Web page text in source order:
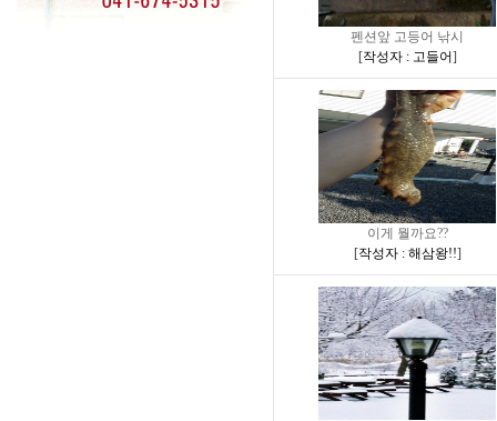
펜션앞 고등어 낚시
[작성자 : 고들어]
이게 뭘까요??
[작성자 : 해삼왕!!]